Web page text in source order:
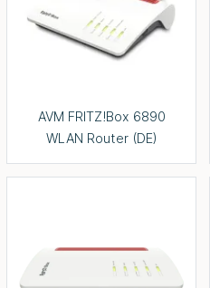
AVM FRITZ!Box 6890
WLAN Router (DE)